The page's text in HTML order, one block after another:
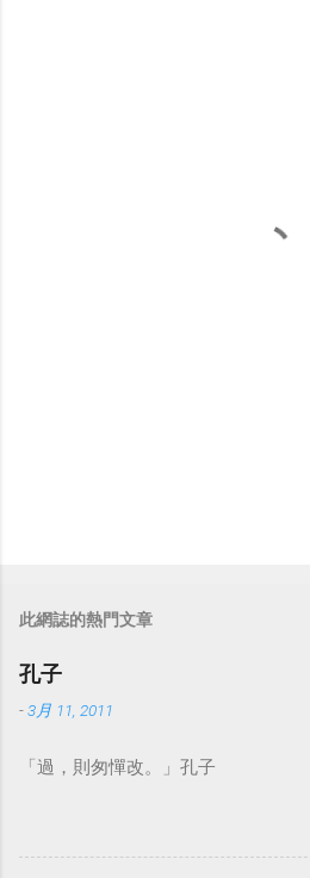
此網誌的熱門文章
孔子
-3月 11, 2011
「過，則匆憚改。」孔子